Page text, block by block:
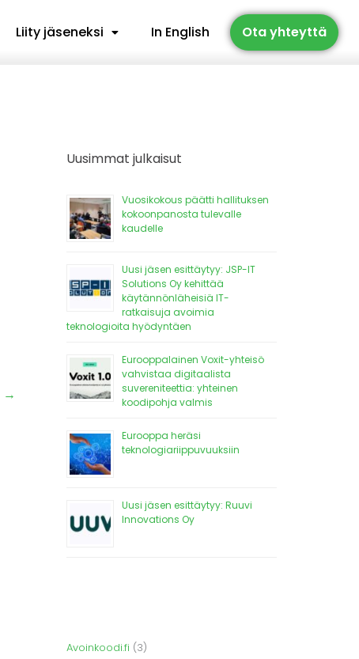
Liity jäseneksi In English Ota yhteyttä
→
Uusimmat julkaisut
Vuosikokous päätti hallituksen
kokoonpanosta tulevalle
kaudelle
Uusi jäsen esittäytyy: JSP-IT
Solutions Oy kehittää
käytännönläheisiä IT-
ratkaisuja avoimia
teknologioita hyödyntäen
Eurooppalainen Voxit-yhteisö
vahvistaa digitaalista
suvereniteettia: yhteinen
koodipohja valmis
Eurooppa heräsi
teknologiariippuvuuksiin
Uusi jäsen esittäytyy: Ruuvi
Innovations Oy
Avoinkoodi.fi (3)